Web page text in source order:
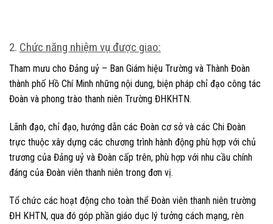
2. Chức năng nhiệm vụ được giao:
Tham mưu cho Đảng uỷ – Ban Giám hiệu Trường và Thành Đoàn
thành phố Hồ Chí Minh những nội dung, biện pháp chỉ đạo công tác
Đoàn và phong trào thanh niên Trường ĐHKHTN.
Lãnh đạo, chỉ đạo, hướng dẫn các Đoàn cơ sở và các Chi Đoàn
trực thuộc xây dựng các chương trình hành động phù hợp với chủ
trương của Đảng uỷ và Đoàn cấp trên, phù hợp với nhu cầu chính
đáng của Đoàn viên thanh niên trong đơn vị.
Tổ chức các hoạt động cho toàn thể Đoàn viên thanh niên trường
ĐH KHTN, qua đó góp phần giáo dục lý tưởng cách mạng, rèn